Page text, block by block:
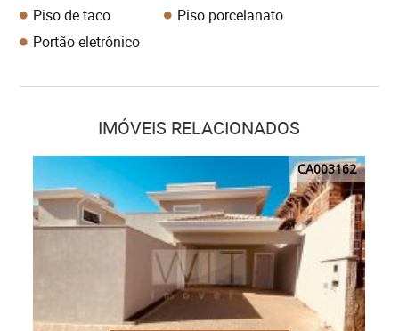
Piso de taco
Piso porcelanato
Portão eletrônico
IMÓVEIS RELACIONADOS
CA003162